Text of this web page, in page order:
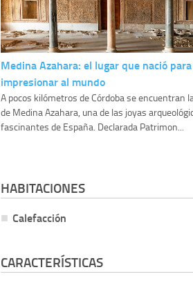
Medina Azahara: el lugar que nació para
impresionar al mundo
A pocos kilómetros de Córdoba se encuentran
de Medina Azahara, una de las joyas
fascinantes de España. Declarada Patrimon...
HABITACIONES
Calefacción
CARACTERÍSTICAS